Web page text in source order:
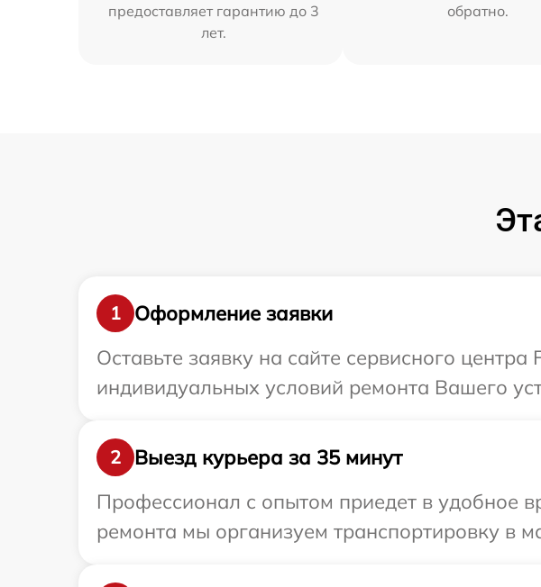
предоставляет гарантию до 3
лет.
обратно.
1
Оформление заявки
Оставьте заявку на сайте сервисного
индивидуальных условий ремонта Вашего
2
Выезд курьера за 35 минут
Профессионал с опытом приедет в удобное
ремонта мы организуем транспортировку в